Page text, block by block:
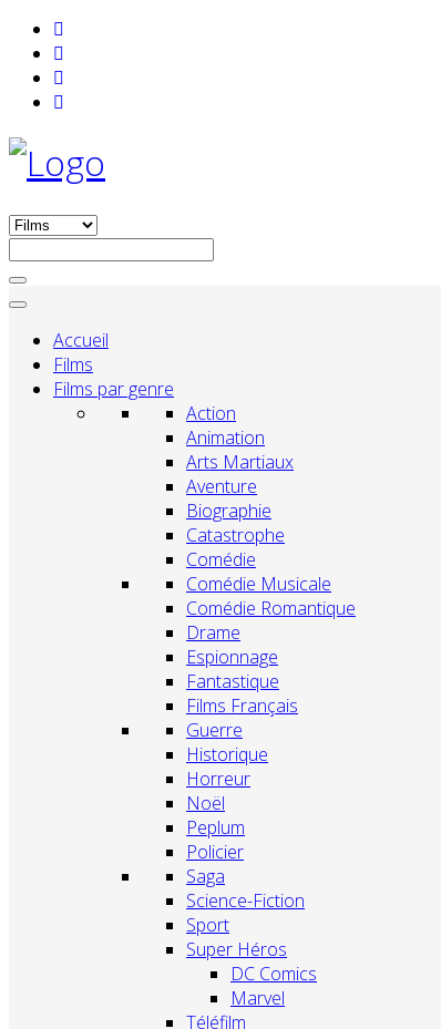
Accueil
Films
Films par genre
Action
Animation
Arts Martiaux
Aventure
Biographie
Catastrophe
Comédie
Comédie Musicale
Comédie Romantique
Drame
Espionnage
Fantastique
Films Français
Guerre
Historique
Horreur
Noël
Peplum
Policier
Saga
Science-Fiction
Sport
Super Héros
DC Comics
Marvel
Téléfilm